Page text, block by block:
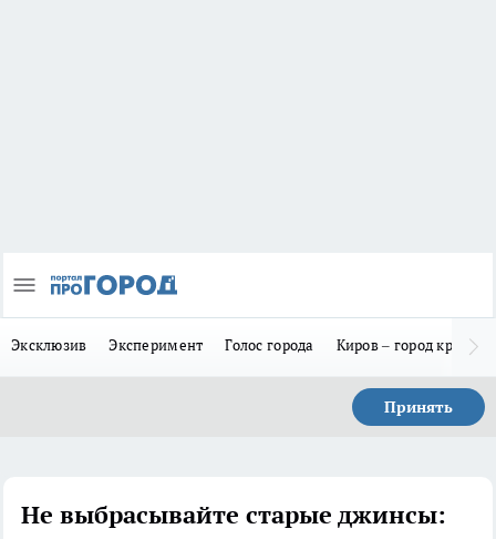
Эксклюзив Эксперимент Голос города Киров – город
Принять
Не выбрасывайте старые джинсы: